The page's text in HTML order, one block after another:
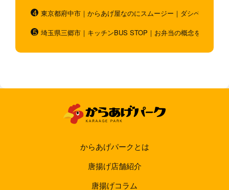
東京都府中市｜からあげ屋なのにスムージー｜ダシベース唐
埼玉県三郷市｜キッチンBUS STOP｜お弁当の概念を超越！
からあげパークとは
唐揚げ店舗紹介
唐揚げコラム